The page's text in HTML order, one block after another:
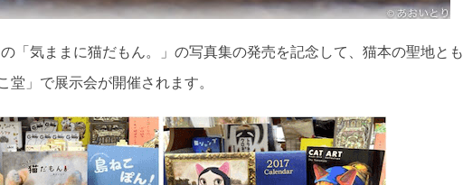
「気ままに猫だもん。」の写真集の発売を記念して、猫本の聖地とも
堂」で展示会が開催されます。